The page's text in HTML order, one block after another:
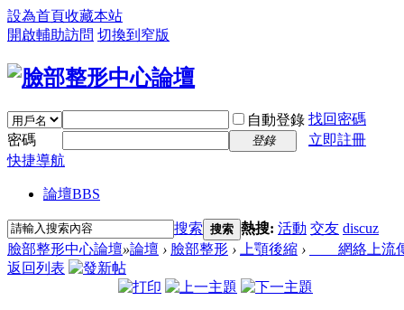
設為首頁收藏本站
開啟輔助訪問 切換到窄版
自動登錄 找回密碼
密碼
登錄
立即註冊
快捷導航
論壇BBS
搜索 搜索 熱搜: 活動 交友 discuz
臉部整形中心論壇»論壇 › 臉部整形 › 上顎後縮 ›
網絡上流傳
返回列表